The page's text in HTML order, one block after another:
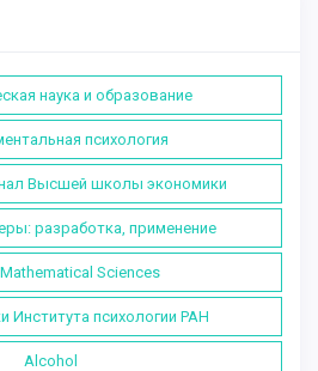
наука и образование
психология
Высшей школы экономики
разработка, применение
Sciences
Института психологии РАН
Alcohol